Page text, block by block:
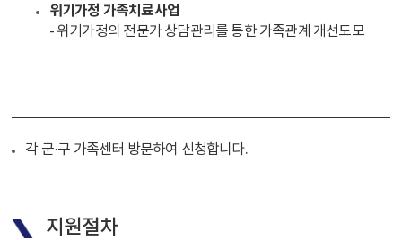
위기가정 가족치료사업
- 위기가정의 전문가 상담관리를 통한 가족관계 개선도모
각 군·구 가족센터 방문하여 신청합니다.
지원절차